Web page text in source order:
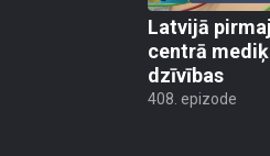
Latvijā
centrā
dzīvības
408. epizode